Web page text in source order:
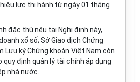
lực thi hành từ ngày 01 tháng
đặc thù nêu tại Nghị định này,
xổ số; Sở Giao dịch Chứng
Lưu ký Chứng khoán Việt Nam còn
định quản lý tài chính áp dụng
nhà nước.